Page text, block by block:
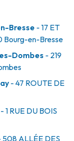
Bresse - 17 ET
Bourg-en-Bresse
Dombes - 219
- 47 ROUTE DE
- 1 RUE DU BOIS
508 ALLÉE DES